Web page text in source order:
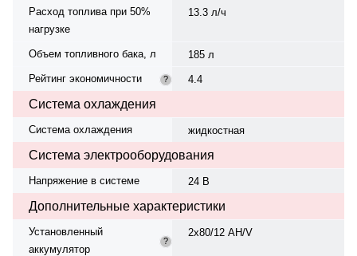
Расход топлива при 50%
нагрузке
13.3 л/ч
Объем топливного бака, л
185 л
Рейтинг экономичности
? 4.4
Система охлаждения
Система охлаждения жидкостная
Система электрооборудования
Напряжение в системе 24 В
Дополнительные характеристики
Установленный
аккумулятор
?
2х80/12 AH/V